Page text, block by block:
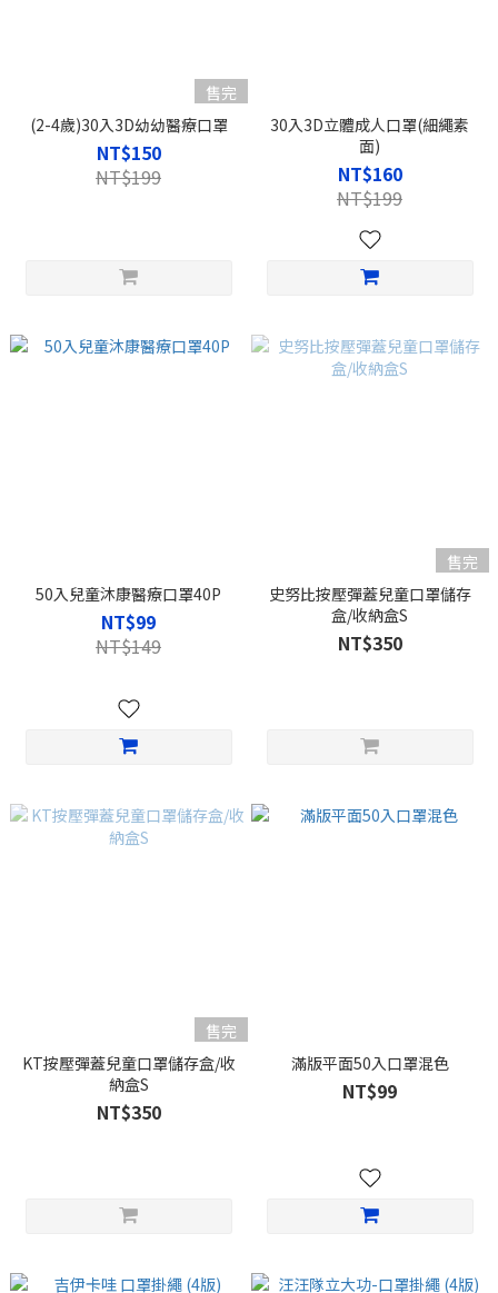
售完
(2-4歲)30入3D幼幼醫療口罩
NT$150
NT$199
30入3D立體成人口罩(細繩素
面)
NT$160
NT$199
50入兒童沐康醫療口罩40P
NT$99
NT$149
售完
史努比按壓彈蓋兒童口罩儲存
盒/收納盒S
NT$350
售完
KT按壓彈蓋兒童口罩儲存盒/收
納盒S
NT$350
滿版平面50入口罩混色
NT$99